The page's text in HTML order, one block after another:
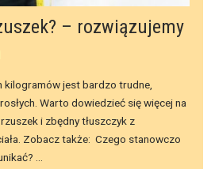
– rozwiązujemy
kilogramów jest bardzo trudne,
Warto dowiedzieć się więcej na
i zbędny tłuszczyk z
Zobacz także: Czego stanowczo
...